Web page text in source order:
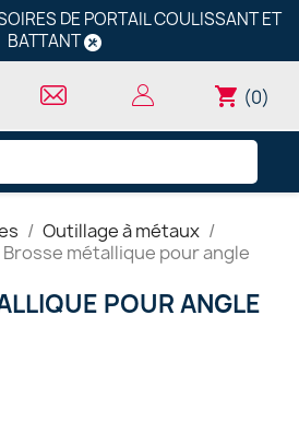
DE PORTAIL COULISSANT ET
BATTANT
shopping_cart (0)
Outillage à métaux
Brosse métallique pour angle
POUR ANGLE